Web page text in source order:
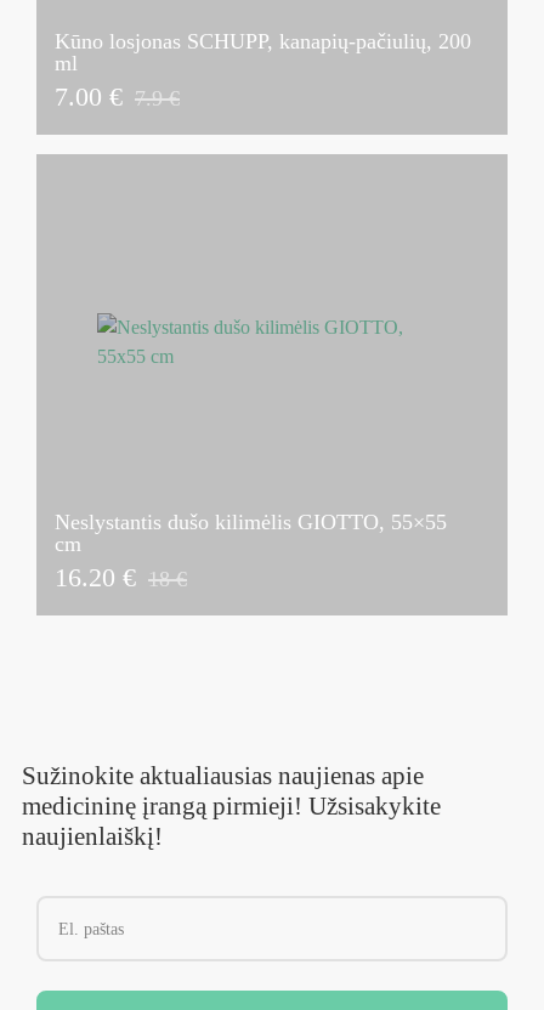
Kūno losjonas SCHUPP, kanapių-pačiulių, 200
ml
7.00 € 7.9 €
Neslystantis dušo kilimėlis GIOTTO, 55×55
cm
16.20 € 18 €
Sužinokite aktualiausias naujienas apie
medicininę įrangą pirmieji! Užsisakykite
naujienlaiškį!